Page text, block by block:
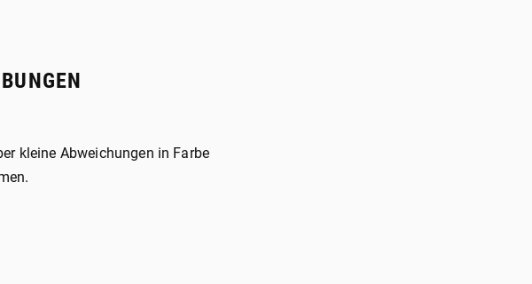
kleine Abweichungen in Farbe